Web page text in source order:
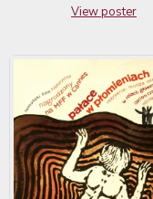
View poster